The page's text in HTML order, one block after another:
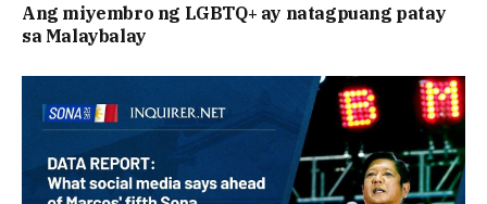
Ang miyembro ng LGBTQ+ ay natagpuang patay
sa Malaybalay